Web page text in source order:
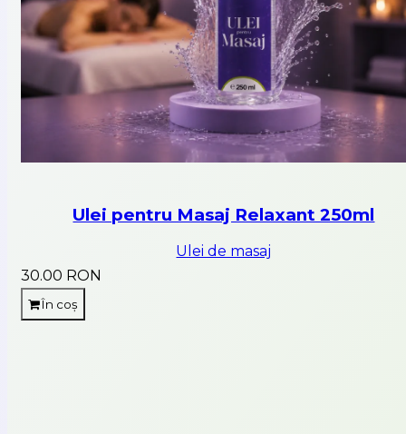
Ulei pentru Masaj Relaxant 250ml
Ulei de masaj
30.00 RON
În coș